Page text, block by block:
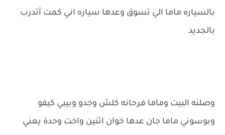
بالسياره ماما الي تسوق وعدها سياره اني كمت أتدرب
بالجديد
وصلنه البيت وماما فرحانه كلش وجدو وبيبي كيفو
وبوسوني ماما جان عدها خوان اثنين واخت وحدة يعني